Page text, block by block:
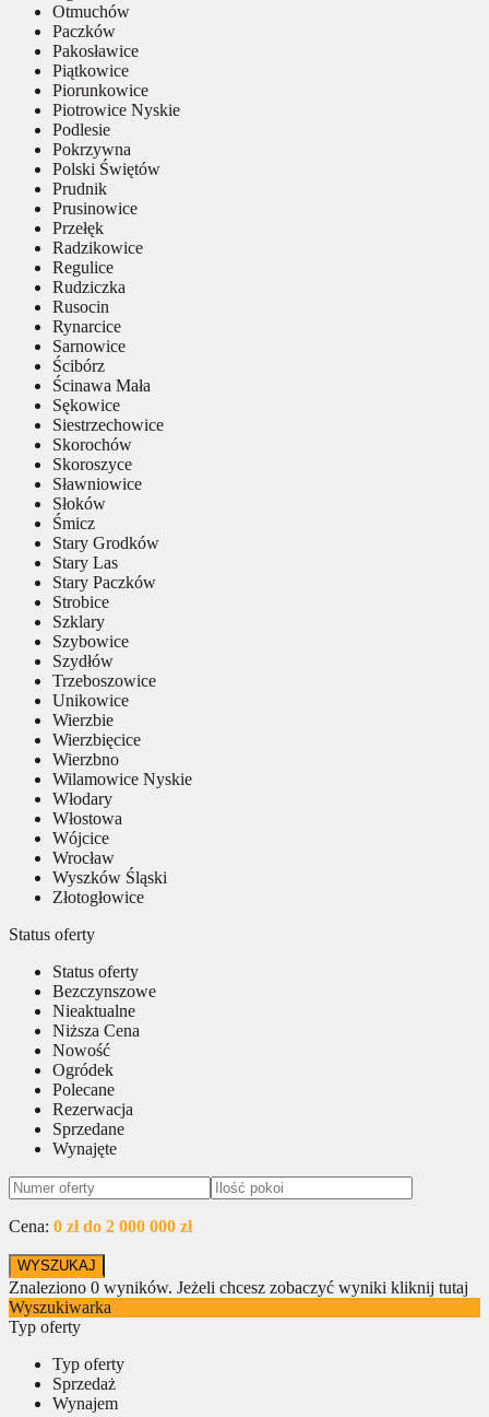
Otmuchów
Paczków
Pakosławice
Piątkowice
Piorunkowice
Piotrowice Nyskie
Podlesie
Pokrzywna
Polski Świętów
Prudnik
Prusinowice
Przełęk
Radzikowice
Regulice
Rudziczka
Rusocin
Rynarcice
Sarnowice
Ścibórz
Ścinawa Mała
Sękowice
Siestrzechowice
Skorochów
Skoroszyce
Sławniowice
Słoków
Śmicz
Stary Grodków
Stary Las
Stary Paczków
Strobice
Szklary
Szybowice
Szydłów
Trzeboszowice
Unikowice
Wierzbie
Wierzbięcice
Wierzbno
Wilamowice Nyskie
Włodary
Włostowa
Wójcice
Wrocław
Wyszków Śląski
Złotogłowice
Status oferty
Status oferty
Bezczynszowe
Nieaktualne
Niższa Cena
Nowość
Ogródek
Polecane
Rezerwacja
Sprzedane
Wynajęte
Cena: 0 zł do 2 000 000 zł
Znaleziono 0 wyników. Jeżeli chcesz zobaczyć wyniki kliknij tutaj
Wyszukiwarka
Typ oferty
Typ oferty
Sprzedaż
Wynajem